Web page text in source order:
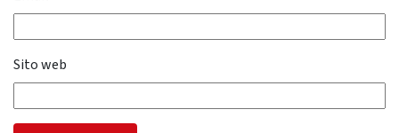
Sito web